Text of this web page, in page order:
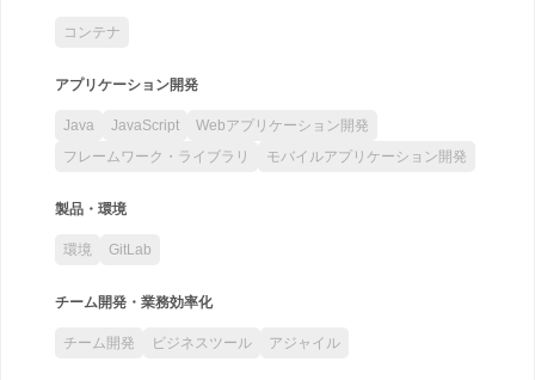
コンテナ
アプリケーション開発
Java JavaScript
Webアプリケーション開発
フレームワーク・ライブラリ
モバイルアプリケーション開発
製品・環境
環境 GitLab
チーム開発・業務効率化
チーム開発 ビジネスツール アジャイル